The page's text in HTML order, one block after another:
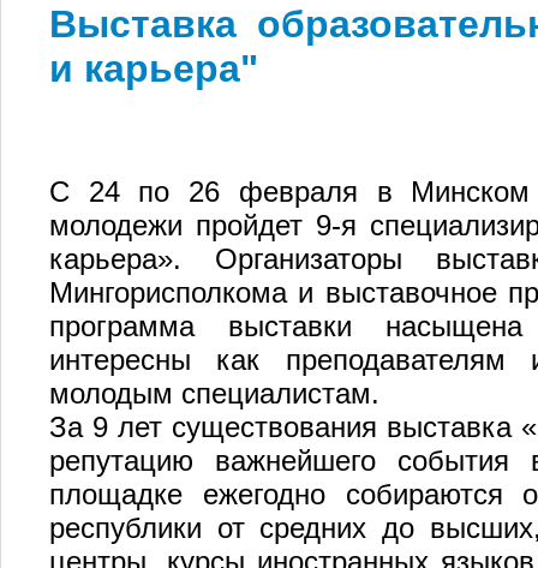
Выставка
и карьера"
С 24 по 26 февраля в Минском
молодежи пройдет 9-я
карьера». Организаторы
Мингорисполкома и выставочное
программа выставки
интересны как
молодым специалистам.
За 9 лет существования выставка
репутацию важнейшего
площадке ежегодно собираются
республики от средних до
центры, курсы иностранных